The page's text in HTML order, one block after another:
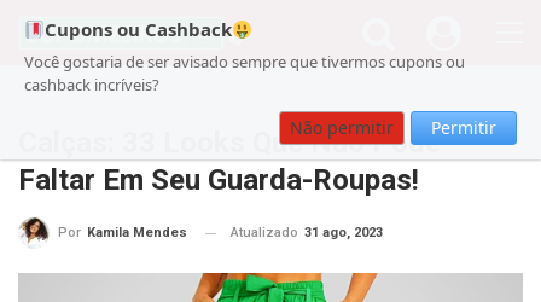
Cupons ou Cashback
Você gostaria de ser avisado sempre que tivermos cupons ou
cashback incríveis?
Não permitir Permitir
Cupom Beleza
Calças: 33 Looks Que Não Pode
Faltar Em Seu Guarda-Roupas!
Por Kamila Mendes Atualizado 31 ago, 2023